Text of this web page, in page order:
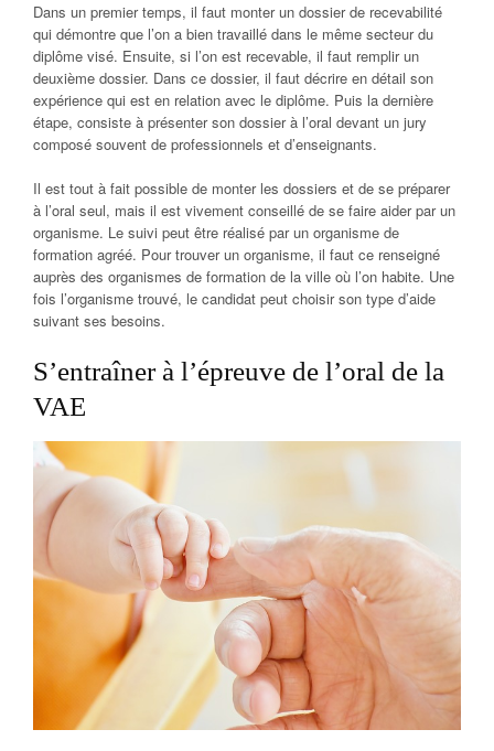
Dans un premier temps, il faut monter un dossier de recevabilité
qui démontre que l’on a bien travaillé dans le même secteur du
diplôme visé. Ensuite, si l’on est recevable, il faut remplir un
deuxième dossier. Dans ce dossier, il faut décrire en détail son
expérience qui est en relation avec le diplôme. Puis la dernière
étape, consiste à présenter son dossier à l’oral devant un jury
composé souvent de professionnels et d’enseignants.
Il est tout à fait possible de monter les dossiers et de se préparer
à l’oral seul, mais il est vivement conseillé de se faire aider par un
organisme. Le suivi peut être réalisé par un organisme de
formation agréé. Pour trouver un organisme, il faut ce renseigné
auprès des organismes de formation de la ville où l’on habite. Une
fois l’organisme trouvé, le candidat peut choisir son type d’aide
suivant ses besoins.
S’entraîner à l’épreuve de l’oral de la
VAE